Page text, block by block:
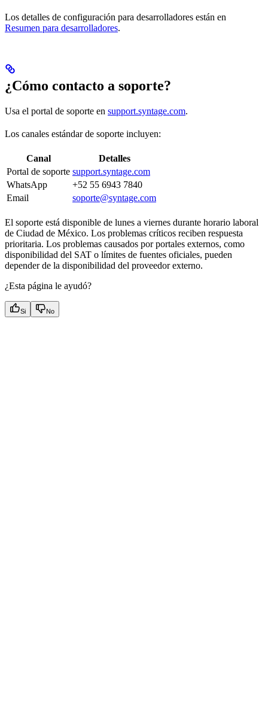
Los detalles de configuración para desarrolladores están en
Resumen para desarrolladores.
¿Cómo contacto a soporte?
Usa el portal de soporte en support.syntage.com.
Los canales estándar de soporte incluyen:
Canal
Detalles
Portal de soporte support.syntage.com
WhatsApp
+52 55 6943 7840
Email
soporte@syntage.com
El soporte está disponible de lunes a viernes durante horario laboral
de Ciudad de México. Los problemas críticos reciben respuesta
prioritaria. Los problemas causados por portales externos, como
disponibilidad del SAT o límites de fuentes oficiales, pueden
depender de la disponibilidad del proveedor externo.
¿Esta página le ayudó?
Si No